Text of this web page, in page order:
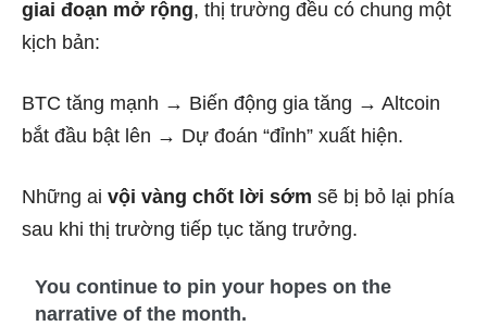
giai đoạn mở rộng, thị trường đều có chung một
kịch bản:
BTC tăng mạnh → Biến động gia tăng → Altcoin
bắt đầu bật lên → Dự đoán “đỉnh” xuất hiện.
Những ai vội vàng chốt lời sớm sẽ bị bỏ lại phía
sau khi thị trường tiếp tục tăng trưởng.
You continue to pin your hopes on the
narrative of the month.